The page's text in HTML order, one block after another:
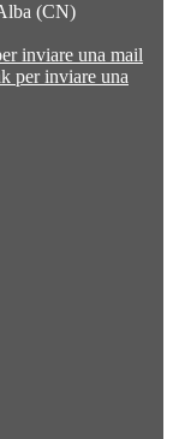
(CN)
inviare una mail
per inviare una